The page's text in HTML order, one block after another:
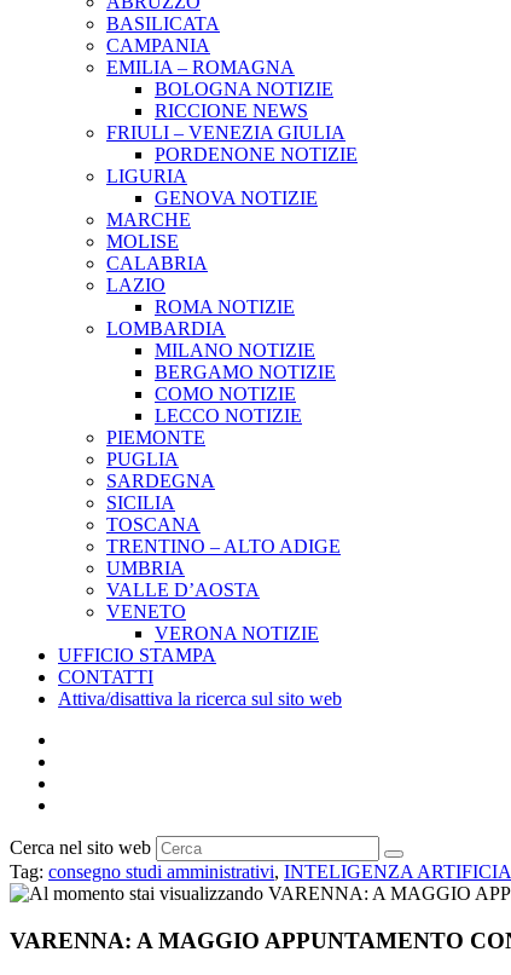
BASILICATA
CAMPANIA
EMILIA – ROMAGNA
BOLOGNA NOTIZIE
RICCIONE NEWS
FRIULI – VENEZIA GIULIA
PORDENONE NOTIZIE
LIGURIA
GENOVA NOTIZIE
MARCHE
MOLISE
CALABRIA
LAZIO
ROMA NOTIZIE
LOMBARDIA
MILANO NOTIZIE
BERGAMO NOTIZIE
COMO NOTIZIE
LECCO NOTIZIE
PIEMONTE
PUGLIA
SARDEGNA
SICILIA
TOSCANA
TRENTINO – ALTO ADIGE
UMBRIA
VALLE D’AOSTA
VENETO
VERONA NOTIZIE
UFFICIO STAMPA
CONTATTI
Attiva/disattiva la ricerca sul sito web
Cerca nel sito web
Tag: consegno studi amministrativi, INTELIGENZA
VARENNA: A MAGGIO APPUNTAMENTO